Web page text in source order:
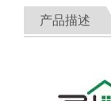
产品描述